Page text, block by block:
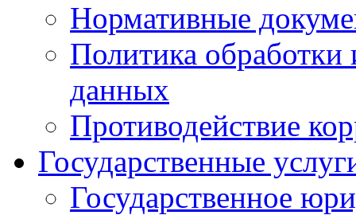
Нормативные
Политика
данных
Противодействие
Государственные
Государственное